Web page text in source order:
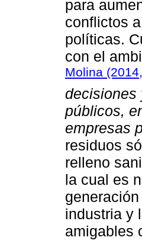
para
conflictos
políticas.
con el
Molina
decisiones
públicos,
empresas
residuos
relleno
la cual es
industria y
amigables